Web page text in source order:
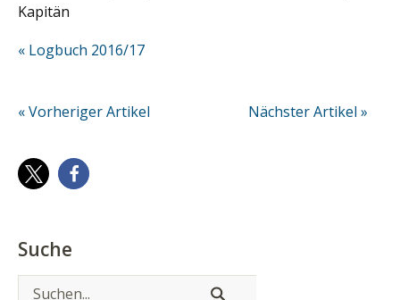
Kapitän
« Logbuch 2016/17
Nächster Artikel »
« Vorheriger Artikel
Suche